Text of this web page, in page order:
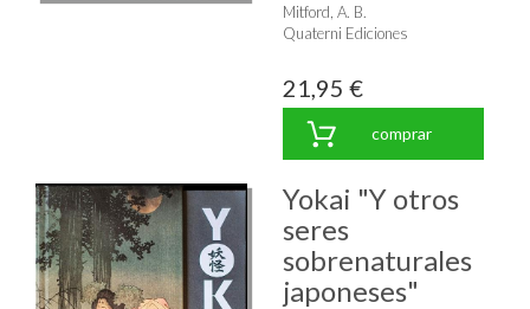
Mitford, A. B.
Quaterni Ediciones
21,95 €
comprar
Yokai "Y otros
seres
sobrenaturales
japoneses"